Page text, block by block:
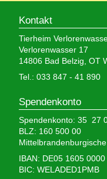
Kontakt
Tierheim
Verlorenwasser 17
14806 Bad Belzig, OT
Tel.: 033 847 - 41 890
Spendenkonto
Spendenkonto: 35 27
BLZ: 160 500 00
IBAN: DE05 1605
BIC: WELADED1PMB